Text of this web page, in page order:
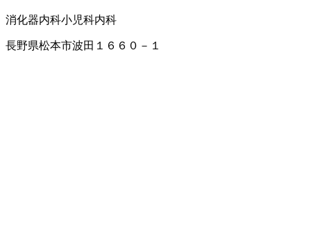
消化器内科小児科内科
長野県松本市波田１６６０－１